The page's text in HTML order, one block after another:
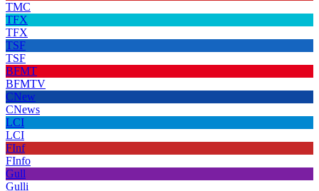
TMC
TFX
TFX
TSF
TSF
BFMT
BFMTV
CNew
CNews
LCI
LCI
FInf
FInfo
Gull
Gulli